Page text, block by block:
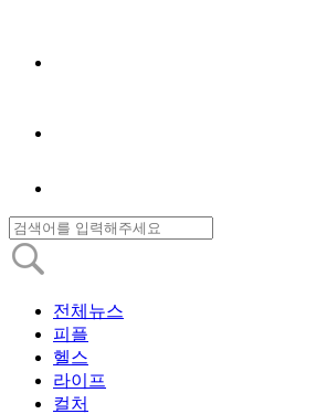
전체뉴스
피플
헬스
라이프
컬처